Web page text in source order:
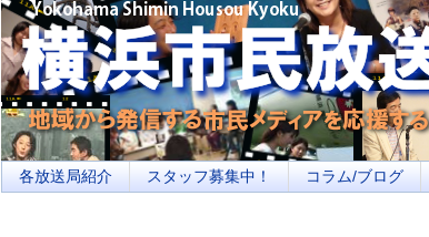
横浜の地域メディア、地域・市民・放送局・メディアを応援するポ
を目指します
各放送局紹介 スタッフ募集中！ コラム/ブログ